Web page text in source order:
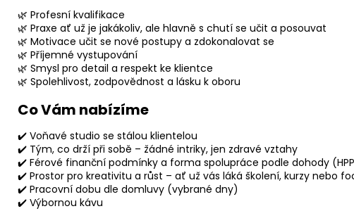
🌿 Profesní kvalifikace
🌿 Praxe ať už je jakákoliv, ale hlavně s chutí se učit a posouvat
🌿 Motivace učit se nové postupy a zdokonalovat se
🌿 Příjemné vystupování
🌿 Smysl pro detail a respekt ke klientce
🌿 Spolehlivost, zodpovědnost a lásku k oboru
Co Vám nabízíme
✔️ Voňavé studio se stálou klientelou
✔️ Tým, co drží při sobě – žádné intriky, jen zdravé vztahy
✔️ Férové finanční podmínky a forma spolupráce podle dohody
✔️ Prostor pro kreativitu a růst – ať už vás láká školení, kurzy nebo
✔️ Pracovní dobu dle domluvy (vybrané dny)
✔️ Výbornou kávu